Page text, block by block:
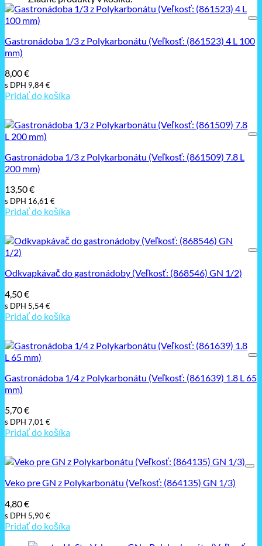
Gastronádoba 1/3 z Polykarbonátu (Veľkosť: (861523) 4 L 100
mm)
8,00€
s DPH 9,84€
Pridať do košíka
Gastronádoba 1/3 z Polykarbonátu (Veľkosť: (861509) 7.8 L
200 mm)
13,50€
s DPH 16,61 €
Pridať do košíka
Odkvapkávač do gastronádoby (Veľkosť: (868546) GN 1/2)
4,50€
s DPH 5,54€
Pridať do košíka
Gastronádoba 1/4 z Polykarbonátu (Veľkosť: (861639) 1.8 L 65
mm)
5,70€
s DPH 7,01 €
Pridať do košíka
Veko pre GN z Polykarbonátu (Veľkosť: (864135) GN 1/3)
4,80€
s DPH 5,90€
Pridať do košíka